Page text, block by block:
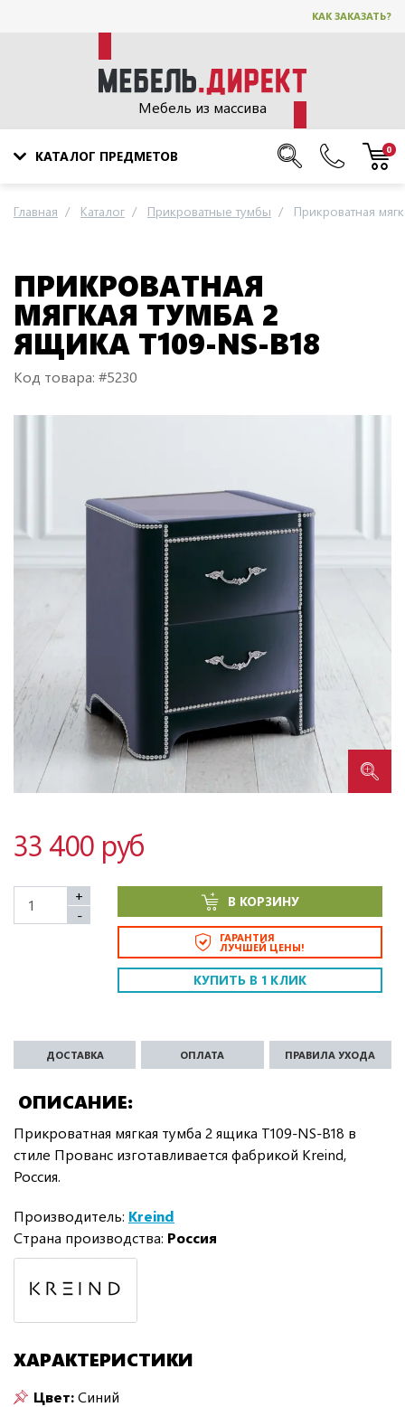
КАК ЗАКАЗАТЬ?
Мебель из массива
КАТАЛОГ ПРЕДМЕТОВ 0
Главная Каталог Прикроватные тумбы Прикроватная
ПРИКРОВАТНАЯ
МЯГКАЯ ТУМБА 2
ЯЩИКА T109-NS-B18
Код товара: #5230
33 400 руб
+
-
В КОРЗИНУ
ГАРАНТИЯ
ЛУЧШЕЙ ЦЕНЫ!
КУПИТЬ В 1 КЛИК
ОПИСАНИЕ
ДОСТАВКА ОПЛАТА ПРАВИЛА УХОДА
Прикроватная мягкая тумба 2 ящика T109-NS-B18 в
стиле Прованс изготавливается фабрикой Kreind,
Россия.
Производитель: Kreind
Страна производства: Россия
ХАРАКТЕРИСТИКИ
Цвет:Синий